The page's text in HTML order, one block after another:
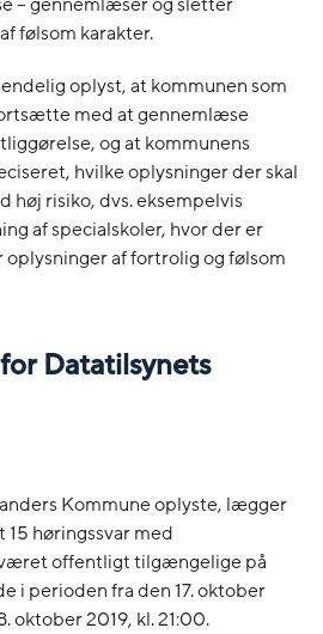
følsom karakter.
oplyst, at kommunen som
med at gennemlæse
og at kommunens
hvilke oplysninger der skal
høj risiko, dvs. eksempelvis
af specialskoler, hvor der er
oplysninger af fortrolig og følsom
Datatilsynets
Kommune oplyste, lægger
høringssvar med
offentligt tilgængelige på
i perioden fra den 17. oktober
oktober 2019, kl. 21:00.